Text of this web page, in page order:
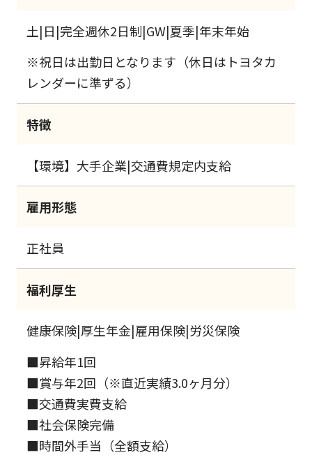
土|日|完全週休2日制|GW|夏季|年末年始
※祝日は出勤日となります（休日はトヨタカ
レンダーに準ずる）
特徴
【環境】大手企業|交通費規定内支給
雇用形態
正社員
福利厚生
健康保険|厚生年金|雇用保険|労災保険
■昇給年1回
■賞与年2回（※直近実績3.0ヶ月分）
■交通費実費支給
■社会保険完備
■時間外手当（全額支給）